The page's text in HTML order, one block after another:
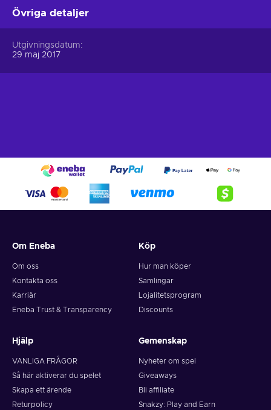
Övriga detaljer
Utgivningsdatum
29 maj 2017
Om Eneba
Om oss
Kontakta oss
Karriär
Eneba Trust & Transparency
Köp
Hur man köper
Samlingar
Lojalitetsprogram
Discounts
Hjälp
VANLIGA FRÅGOR
Så här aktiverar du spelet
Skapa ett ärende
Returpolicy
Gemenskap
Nyheter om spel
Giveaways
Bli affiliate
Snakzy: Play and Earn